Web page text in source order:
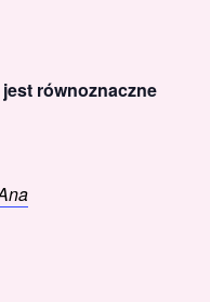
równoznaczne